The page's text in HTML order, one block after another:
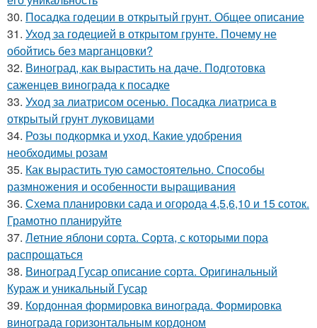
30. Посадка годеции в открытый грунт. Общее описание
31. Уход за годецией в открытом грунте. Почему не
обойтись без марганцовки?
32. Виноград, как вырастить на даче. Подготовка
саженцев винограда к посадке
33. Уход за лиатрисом осенью. Посадка лиатриса в
открытый грунт луковицами
34. Розы подкормка и уход. Какие удобрения
необходимы розам
35. Как вырастить тую самостоятельно. Способы
размножения и особенности выращивания
36. Схема планировки сада и огорода 4,5,6,10 и 15 соток.
Грамотно планируйте
37. Летние яблони сорта. Сорта, с которыми пора
распрощаться
38. Виноград Гусар описание сорта. Оригинальный
Кураж и уникальный Гусар
39. Кордонная формировка винограда. Формировка
винограда горизонтальным кордоном